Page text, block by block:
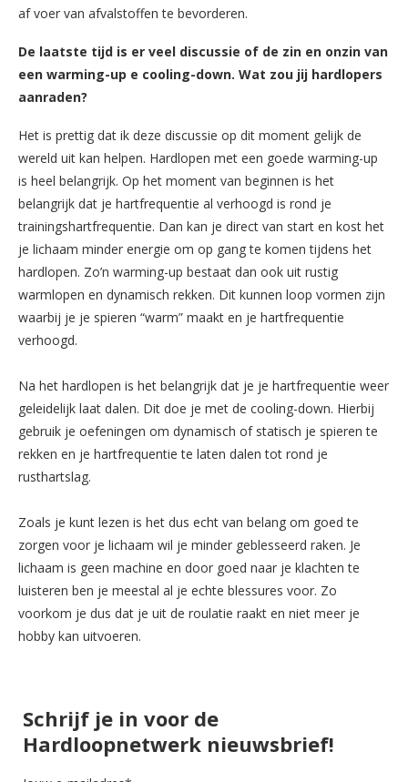
af voer van afvalstoffen te bevorderen.
De laatste tijd is er veel discussie of de zin en onzin van
een warming-up e cooling-down. Wat zou jij hardlopers
aanraden?
Het is prettig dat ik deze discussie op dit moment gelijk de
wereld uit kan helpen. Hardlopen met een goede warming-up
is heel belangrijk. Op het moment van beginnen is het
belangrijk dat je hartfrequentie al verhoogd is rond je
trainingshartfrequentie. Dan kan je direct van start en kost het
je lichaam minder energie om op gang te komen tijdens het
hardlopen. Zo’n warming-up bestaat dan ook uit rustig
warmlopen en dynamisch rekken. Dit kunnen loop vormen zijn
waarbij je je spieren “warm” maakt en je hartfrequentie
verhoogd.
Na het hardlopen is het belangrijk dat je je hartfrequentie weer
geleidelijk laat dalen. Dit doe je met de cooling-down. Hierbij
gebruik je oefeningen om dynamisch of statisch je spieren te
rekken en je hartfrequentie te laten dalen tot rond je
rusthartslag.
Zoals je kunt lezen is het dus echt van belang om goed te
zorgen voor je lichaam wil je minder geblesseerd raken. Je
lichaam is geen machine en door goed naar je klachten te
luisteren ben je meestal al je echte blessures voor. Zo
voorkom je dus dat je uit de roulatie raakt en niet meer je
hobby kan uitvoeren.
Schrijf je in voor de
Hardloopnetwerk nieuwsbrief!